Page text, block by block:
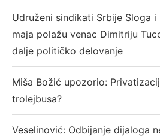
Udruženi sindikati Srbije Sloga i
maja polažu venac Dimitriju
dalje političko delovanje
Miša Božić upozorio:
trolejbusa?
Veselinović: Odbijanje dijaloga